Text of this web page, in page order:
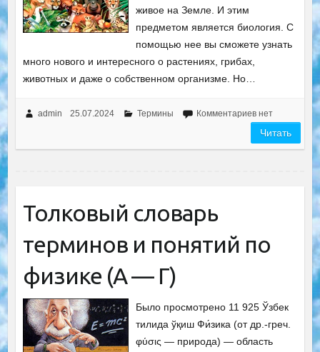
живое на Земле. И этим
предметом является биология. С
помощью нее вы сможете узнать
много нового и интересного о растениях, грибах,
животных и даже о собственном организме. Но…
admin 25.07.2024 Термины Комментариев нет
Читать
Толковый словарь
терминов и понятий по
физике (А — Г)
Было просмотрено 11 925 Ўзбек
тилида ўқиш Фи́зика (от др.-греч.
φύσις — природа) — область